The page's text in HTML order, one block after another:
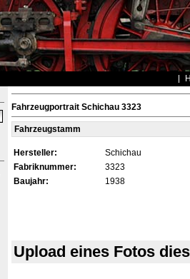
Fahrzeugportrait Schichau 3323
Fahrzeugstamm
Hersteller:
Schichau
Fabriknummer:
3323
Baujahr:
1938
Upload eines Fotos